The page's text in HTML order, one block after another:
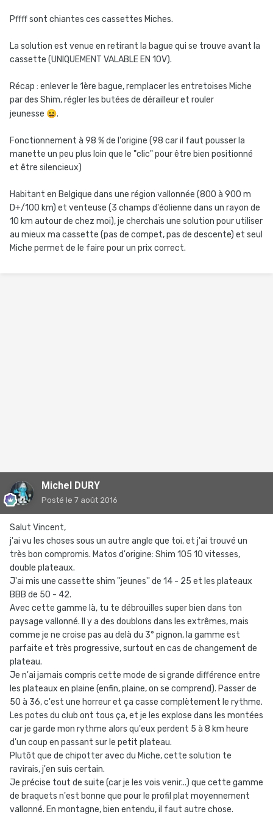
Pffff sont chiantes ces cassettes Miches.
La solution est venue en retirant la bague qui se trouve avant la
cassette (UNIQUEMENT VALABLE EN 10V).
Récap : enlever le 1ère bague, remplacer les entretoises Miche
par des Shim, régler les butées de dérailleur et rouler
jeunesse 😆.
Fonctionnement à 98 % de l'origine (98 car il faut pousser la
manette un peu plus loin que le "clic" pour être bien positionné
et être silencieux)
Habitant en Belgique dans une région vallonnée (800 à 900 m
D+/100 km) et venteuse (3 champs d'éolienne dans un rayon de
10 km autour de chez moi), je cherchais une solution pour utiliser
au mieux ma cassette (pas de compet, pas de descente) et seul
Miche permet de le faire pour un prix correct.
Michel DURY
Posté le 7 août 2016
Salut Vincent,
j'ai vu les choses sous un autre angle que toi, et j'ai trouvé un
très bon compromis. Matos d'origine: Shim 105 10 vitesses,
double plateaux.
J'ai mis une cassette shim ''jeunes'' de 14 - 25 et les plateaux
BBB de 50 - 42.
Avec cette gamme là, tu te débrouilles super bien dans ton
paysage vallonné. Il y a des doublons dans les extrêmes, mais
comme je ne croise pas au delà du 3° pignon, la gamme est
parfaite et très progressive, surtout en cas de changement de
plateau.
Je n'ai jamais compris cette mode de si grande différence entre
les plateaux en plaine (enfin, plaine, on se comprend). Passer de
50 à 36, c'est une horreur et ça casse complètement le rythme.
Les potes du club ont tous ça, et je les explose dans les montées
car je garde mon rythme alors qu'eux perdent 5 à 8 km heure
d'un coup en passant sur le petit plateau.
Plutôt que de chipotter avec du Miche, cette solution te
ravirais, j'en suis certain.
Je précise tout de suite (car je les vois venir...) que cette gamme
de braquets n'est bonne que pour le profil plat moyennement
vallonné. En montagne, bien entendu, il faut autre chose.